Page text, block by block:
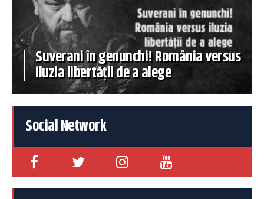
Suverani în genunchi! România versus
iluzia libertății de a alege
Social Network